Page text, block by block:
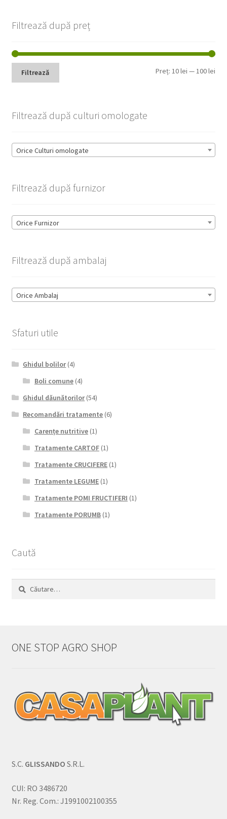
Filtrează după preț
Filtrează Preț:10 lei —100 lei
Filtrează după culturi omologate
Orice Culturi omologate
Filtrează după furnizor
Orice Furnizor
Filtrează după ambalaj
Orice Ambalaj
Sfaturi utile
Ghidul bolilor(4)
Boli comune(4)
Ghidul dăunătorilor(54)
Recomandări tratamente (6)
Carențe nutritive(1)
Tratamente CARTOF(1)
Tratamente CRUCIFERE(1)
Tratamente LEGUME(1)
Tratamente POMI FRUCTIFERI (1)
Tratamente PORUMB(1)
Caută
Caută
ONE STOP AGRO SHOP
S.C. GLISSANDO S.R.L.
CUI: RO 3486720
Nr. Reg. Com.: J1991002100355